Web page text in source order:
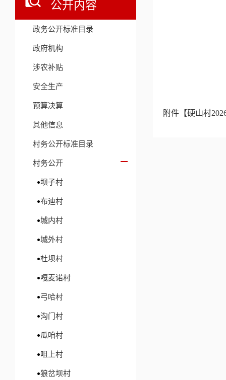
公开内容
政务公开标准目录
政府机构
涉农补贴
安全生产
预算决算
其他信息
村务公开标准目录
村务公开
坝子村
布迪村
城内村
城外村
杜坝村
嘎麦诺村
弓哈村
沟门村
瓜咱村
咀上村
狼岔坝村
附件【硬山村